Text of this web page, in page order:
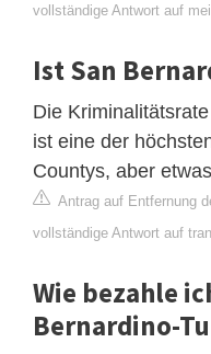
vollständige Antwort auf
Ist San
Die
ist eine der
Countys, aber
Antrag auf Entfernung
vollständige Antwort auf
Wie bezahle
Bernardino-